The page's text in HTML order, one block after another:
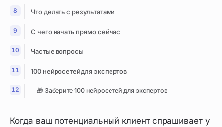
Что делать с результатами
С чего начать прямо сейчас
Частые вопросы
100 нейросетейдля экспертов
🎁 Заберите 100 нейросетей для экспертов
Когда ваш потенциальный клиент спрашивает у